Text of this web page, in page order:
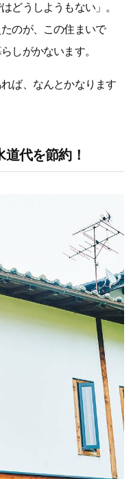
どうしようもない」。
のが、この住まいで
しがかないます。
ば、なんとかなります
代を節約！